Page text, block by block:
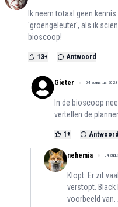
Ik neem totaal geen
'groengeleuter', als ik
bioscoop!
13+ Antwoord
Gieter 04 augustus
In de bioscoop
vertellen de
1 + Antwoord
nehemia 04
Klopt. Er zit
verstopt. Black
voorbeeld